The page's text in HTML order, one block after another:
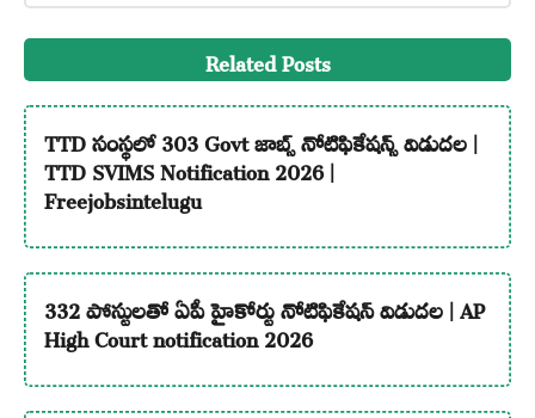
Related Posts
TTD సంస్థలో 303 Govt జాబ్స్ నోటిఫికేషన్స్ విడుదల |
TTD SVIMS Notification 2026 |
Freejobsintelugu
332 పోస్టులతో ఏపీ హైకోర్టు నోటిఫికేషన్ విడుదల | AP
High Court notification 2026